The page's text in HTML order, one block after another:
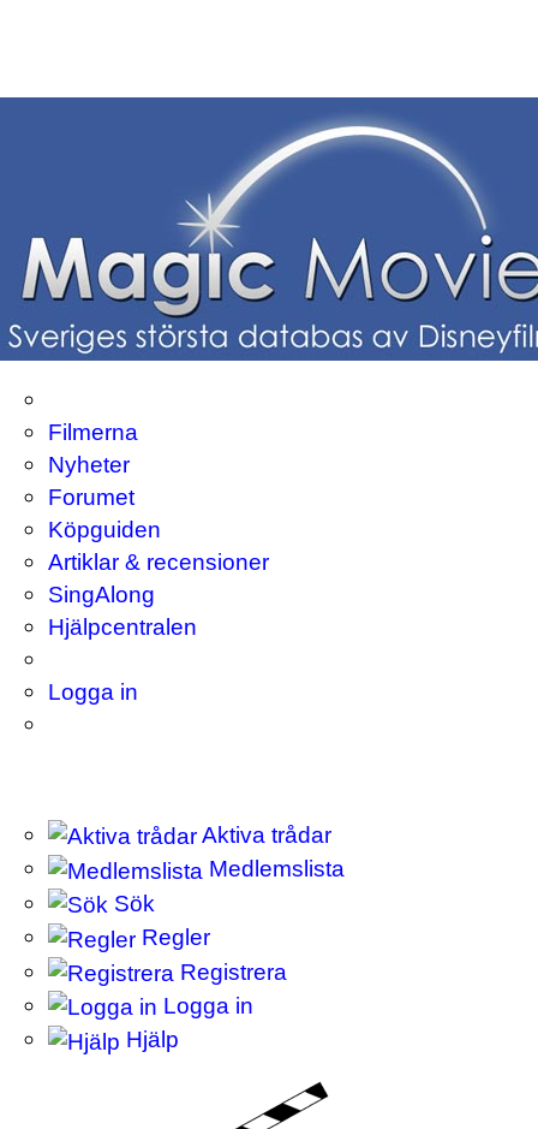
Filmerna
Nyheter
Forumet
Köpguiden
Artiklar & recensioner
SingAlong
Hjälpcentralen
Logga in
Aktiva trådar
Medlemslista
Sök
Regler
Registrera
Logga in
Hjälp